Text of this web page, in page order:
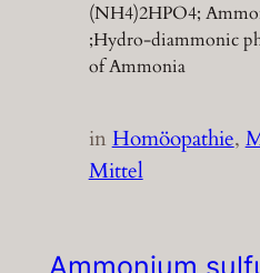
(NH4)2HPO4;
;Hydro-diammonic
of Ammonia
inHomöopathie,
Mittel